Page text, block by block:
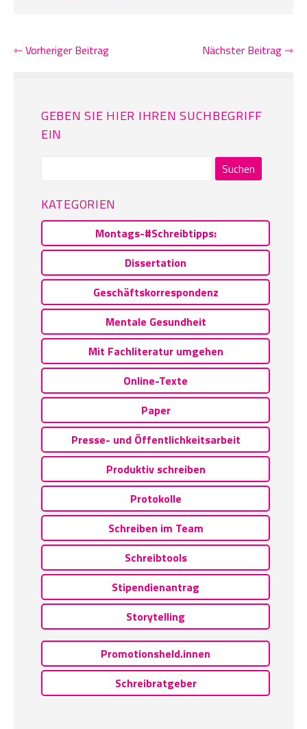
⇽ Vorheriger Beitrag Nächster Beitrag ⇾
GEBEN SIE HIER IHREN SUCHBEGRIFF
EIN
KATEGORIEN
Montags-#Schreibtipps:
Dissertation
Geschäftskorrespondenz
Mentale Gesundheit
Mit Fachliteratur umgehen
Online-Texte
Paper
Presse- und Öffentlichkeitsarbeit
Produktiv schreiben
Protokolle
Schreiben im Team
Schreibtools
Stipendienantrag
Storytelling
Promotionsheld.innen
Schreibratgeber